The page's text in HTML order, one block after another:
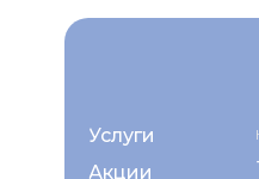
Услуги
Акции